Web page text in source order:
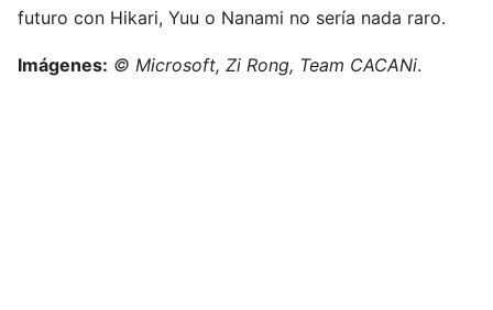
futuro con Hikari, Yuu o Nanami no sería nada raro.
Imágenes: © Microsoft, Zi Rong, Team CACANi.